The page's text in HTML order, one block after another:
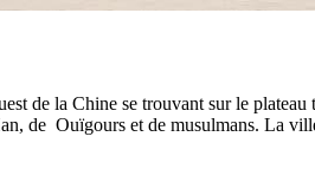
de la Chine se trouvant sur le
de Ouïgours et de musulmans. La